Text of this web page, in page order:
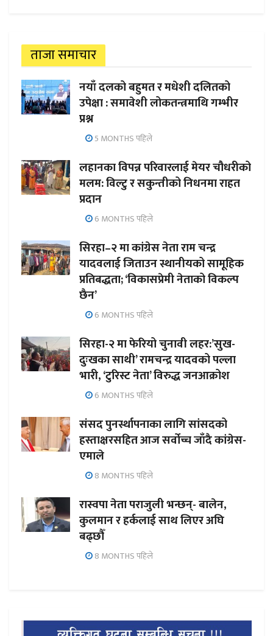
ताजा समाचार
नयाँ दलको बहुमत र मधेशी दलितको
उपेक्षा : समावेशी लोकतन्त्रमाथि गम्भीर
प्रश्न
5 MONTHS पहिले
लहानका विपन्न परिवारलाई मेयर चौधरीको
मलम: विल्टु र सकुन्तीको निधनमा राहत
प्रदान
6 MONTHS पहिले
सिरहा–२ मा कांग्रेस नेता राम चन्द्र
यादवलाई जिताउन स्थानीयको सामूहिक
प्रतिबद्धता; ‘विकासप्रेमी नेताको विकल्प
छैन’
6 MONTHS पहिले
सिरहा-२ मा फेरियो चुनावी लहर:’सुख-
दुःखका साथी’ रामचन्द्र यादवको पल्ला
भारी, ‘टुरिस्ट नेता’ विरुद्ध जनआक्रोश
6 MONTHS पहिले
संसद पुनर्स्थापनाका लागि सांसदको
हस्ताक्षरसहित आज सर्वोच्च जाँदै कांग्रेस-
एमाले
8 MONTHS पहिले
रास्वपा नेता पराजुली भन्छन्- बालेन,
कुलमान र हर्कलाई साथ लिएर अघि
बढ्छौँ
8 MONTHS पहिले